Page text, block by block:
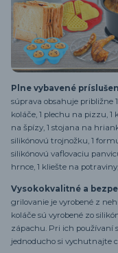
Plne vybavené
súprava obsahuje približne
koláče, 1 plechu na pizzu, 1
na špízy, 1 stojana na
silikónovú trojnožku, 1
silikónovú vaflovaciu
hrnce, 1 kliešte na
Vysokokvalitné a
grilovanie je vyrobené z
koláče sú vyrobené zo
zápachu. Pri ich používaní
jednoducho si vychutnajte